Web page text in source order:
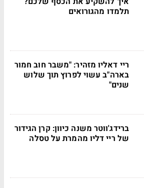
תלמדו מהגורואים
ריי דאליו מזהיר: "משבר חוב חמור
בארה"ב עשוי לפרוץ תוך שלוש
שנים"
ברידג'ווטר משנה כיוון: קרן הגידור
של ריי דליו מהמרת על טסלה